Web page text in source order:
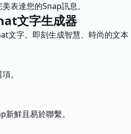
表達您的Snap訊息。
文字生成器
文字。即刻生成智慧、時尚的文
。
鮮且易於聯繫。